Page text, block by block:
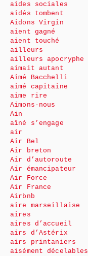
aides sociales
aidés tombent
Aidons Virgin
aient gagné
aient touché
ailleurs
ailleurs apocryphe
aimait autant
Aimé Bacchelli
aimé capitaine
aime rire
Aimons-nous
Ain
aîné s’engage
air
Air Bel
Air breton
Air d’autoroute
Air émancipateur
Air Force
Air France
Airbnb
aire marseillaise
aires
aires d’accueil
airs d’Astérix
airs printaniers
aisément décelables